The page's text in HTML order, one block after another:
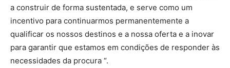
a construir de forma sustentada, e serve como um
incentivo para continuarmos permanentemente a
qualificar os nossos destinos e a nossa oferta e a inovar
para garantir que estamos em condições de responder às
necessidades da procura “.